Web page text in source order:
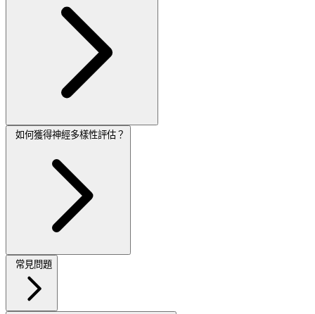
如何獲得神經多樣性評估？
常見問題